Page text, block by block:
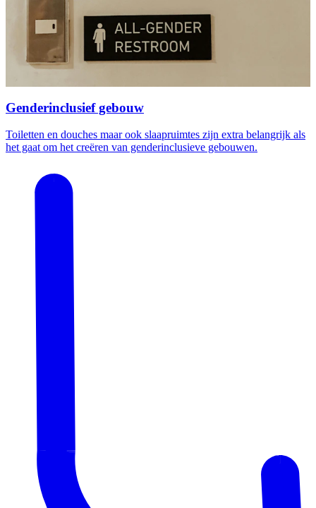
Genderinclusief gebouw
Toiletten en douches maar ook slaapruimtes zijn extra belangrijk als
het gaat om het creëren van genderinclusieve gebouwen.